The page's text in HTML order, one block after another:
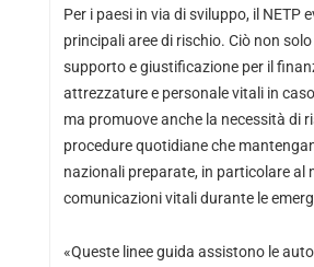
Per i paesi in via di sviluppo, il NETP
principali aree di rischio. Ciò non
supporto e giustificazione per il
attrezzature e personale vitali in
ma promuove anche la necessità di
procedure quotidiane che
nazionali preparate, in particolare al
comunicazioni vitali durante le
«Queste linee guida assistono le